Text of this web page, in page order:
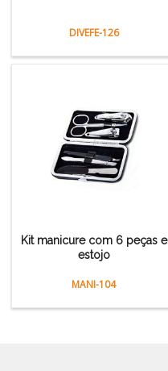
DIVEFE-126
Kit manicure com 6 peças e
estojo
MANI-104